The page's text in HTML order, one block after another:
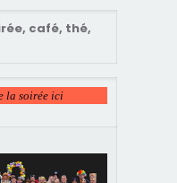
café, thé,
la soirée ici